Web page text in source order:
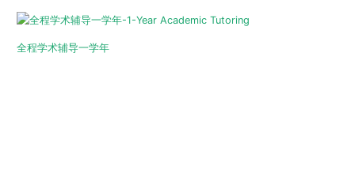
全程学术辅导一学年